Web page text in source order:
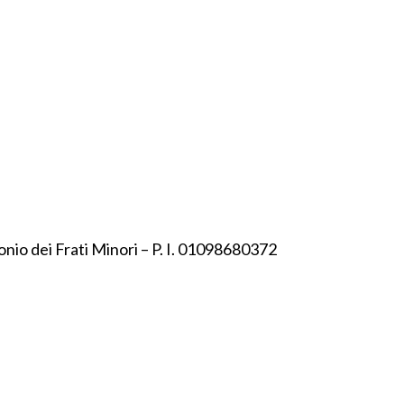
dei Frati Minori – P. I. 01098680372